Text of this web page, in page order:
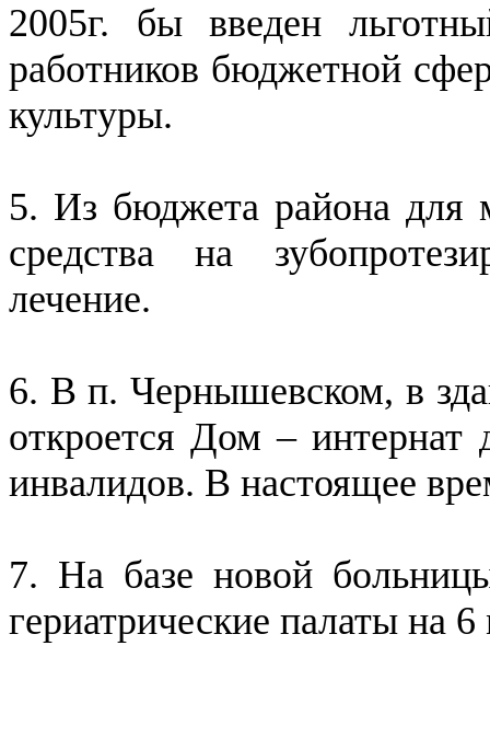
2005г. бы введен
работников бюджетной
культуры.
5. Из бюджета района для
средства на
лечение.
6. В п. Чернышевском, в
откроется Дом – интернат
инвалидов. В настоящее
7. На базе новой
гериатрические палаты на 6